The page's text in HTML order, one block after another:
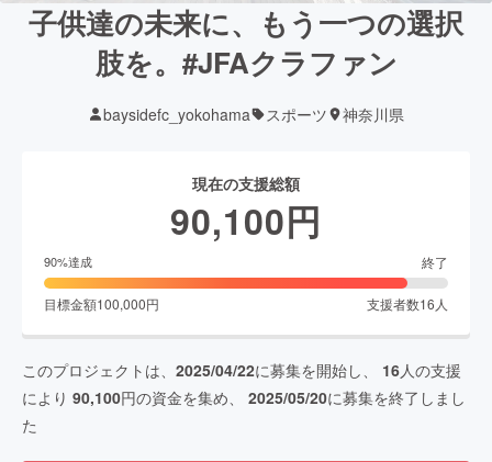
子供達の未来に、もう一つの選択
肢を。#JFAクラファン
baysidefc_yokohama スポーツ 神奈川県
現在の支援総額
90,100円
90%達成 終了
目標金額100,000円 支援者数16 人
このプロジェクトは、 2025/04/22に募集を開始し、 16人の支援
により 90,100円の資金を集め、 2025/05/20に募集を終了しまし
た